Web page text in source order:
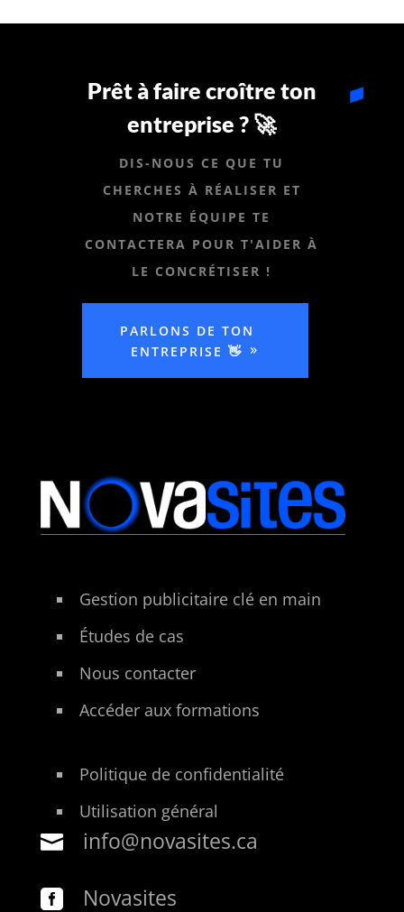
Prêt à faire croître ton
entreprise ? 🚀
DIS-NOUS CE QUE TU
CHERCHES À RÉALISER ET
NOTRE ÉQUIPE TE
CONTACTERA POUR T'AIDER À
LE CONCRÉTISER !
PARLONS DE TON
ENTREPRISE 👋
Gestion publicitaire clé en main
Études de cas
Nous contacter
Accéder aux formations
Politique de confidentialité
Utilisation général
 info@novasites.ca
 Novasites